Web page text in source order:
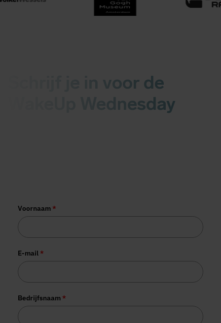
Schrijf je in voor de
WakeUp Wednesday
Voornaam*
E-mail*
Bedrijfsnaam*